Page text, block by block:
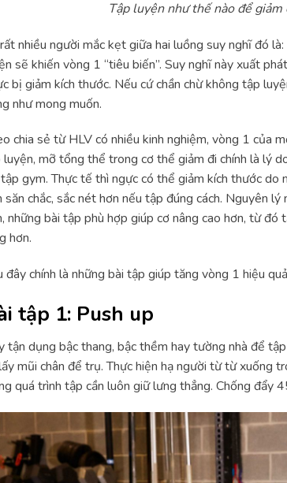
Tập luyện như thế nào để
nhiều người mắc kẹt giữa hai luồng suy nghĩ đó
sẽ khiến vòng 1 “tiêu biến”. Suy nghĩ này xuất
bị giảm kích thước. Nếu cứ chần chừ không tập
như mong muốn.
chia sẻ từ HLV có nhiều kinh nghiệm, vòng 1 của
mỡ tổng thể trong cơ thể giảm đi chính là lý
gym. Thực tế thì ngực có thể giảm kích thước
săn chắc, sắc nét hơn nếu tập đúng cách. Nguyên
những bài tập phù hợp giúp cơ nâng cao hơn, từ
hơn.
đây chính là những bài tập giúp tăng vòng 1 hiệu
tập 1: Push up
tận dụng bậc thang, bậc thềm hay tường nhà để
mũi chân để trụ. Thực hiện hạ người từ từ xuống
quá trình tập cần luôn giữ lưng thẳng. Chống đẩy